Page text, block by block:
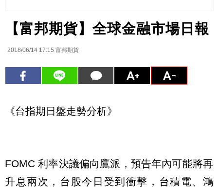
【富邦期貨】全球金融市場日報
2018/06/14 17:15 富邦期貨
《台指期日盤走勢分析》
FOMC 利率決議偏向鷹派，預告年內可能將再
升息兩次，台股今日受到衝擊，台積電、鴻